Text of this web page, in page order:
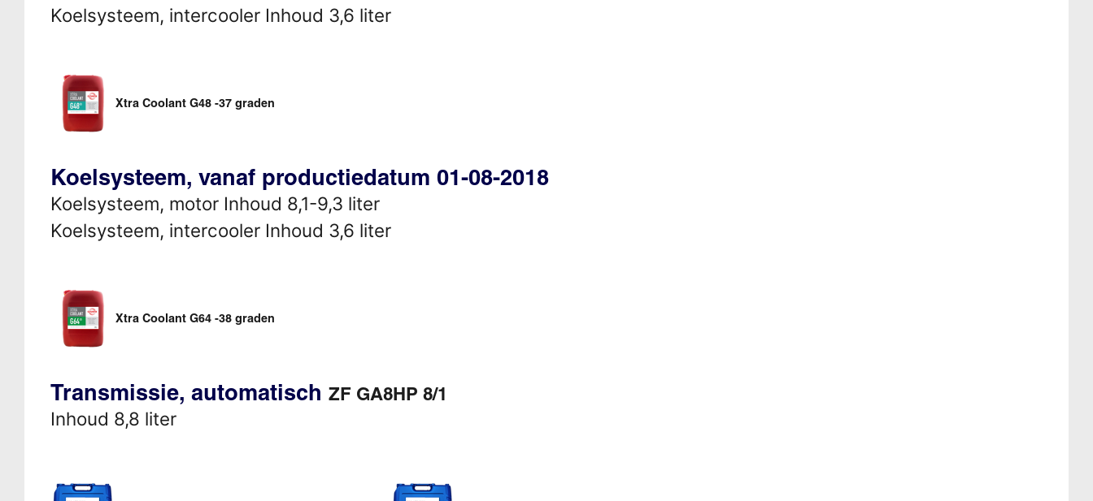
Koelsysteem, intercooler Inhoud 3,6 liter
Xtra Coolant G48 -37 graden
Koelsysteem, vanaf productiedatum 01-08-2018
Koelsysteem, motor Inhoud 8,1-9,3 liter
Koelsysteem, intercooler Inhoud 3,6 liter
Xtra Coolant G64 -38 graden
Transmissie, automatisch ZF GA8HP 8/1
Inhoud 8,8 liter